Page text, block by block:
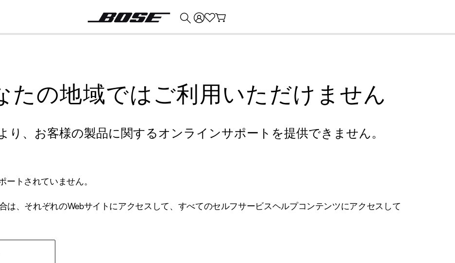
たの地域ではご利用いただけません
り、お客様の製品に関するオンラインサポートを提供できません。
ートされていません。
は、それぞれのWebサイトにアクセスして、すべてのセルフサービスヘルプコンテンツにアクセスして